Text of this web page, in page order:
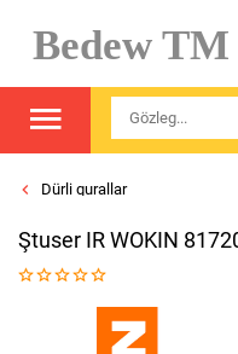
Bedew TM
Dürli gurallar
Ştuser IR WOKIN